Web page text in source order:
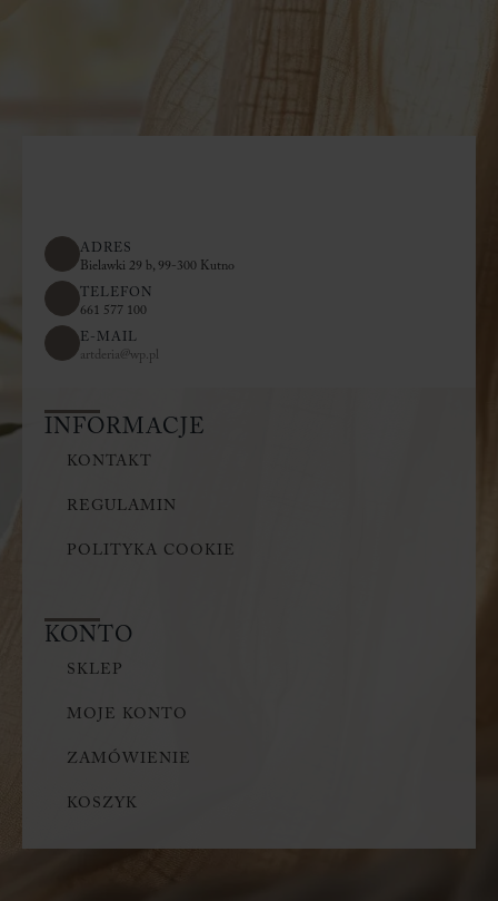
ADRES
Bielawki 29 b, 99-300 Kutno
TELEFON
661 577 100
E-MAIL
artderia@wp.pl
INFORMACJE
KONTAKT
REGULAMIN
POLITYKA COOKIE
KONTO
SKLEP
MOJE KONTO
ZAMÓWIENIE
KOSZYK